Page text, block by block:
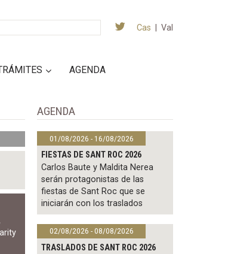
Cas Val
AGENDA
AGENDA
01/08/2026 - 16/08/2026
FIESTAS DE SANT ROC 2026
Carlos Baute y Maldita Nerea
serán protagonistas de las
fiestas de Sant Roc que se
iniciarán con los traslados
02/08/2026 - 08/08/2026
TRASLADOS DE SANT ROC 2026